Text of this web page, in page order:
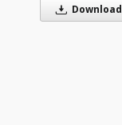
Download